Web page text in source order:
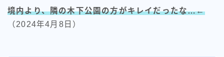
境内より、隣の木下公園の方がキレイだったな…←
（2024年4月8日）